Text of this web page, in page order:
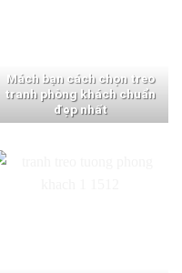
Mách bạn cách chọn treo
tranh phòng khách chuẩn
đẹp nhất